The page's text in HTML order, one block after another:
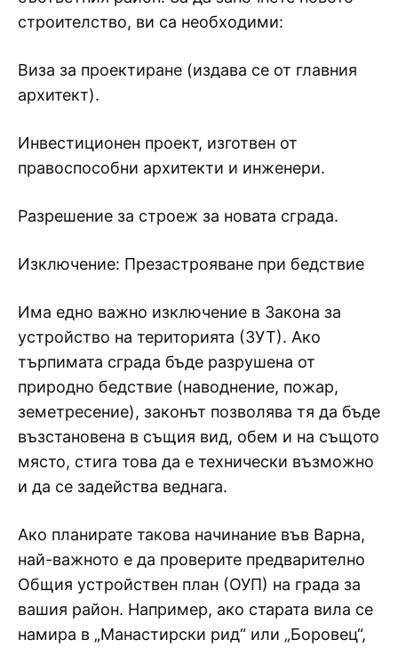
строителство, ви са необходими:
Виза за проектиране (издава се от главния
архитект).
Инвестиционен проект, изготвен от
правоспособни архитекти и инженери.
Разрешение за строеж за новата сграда.
Изключение: Презастрояване при бедствие
Има едно важно изключение в Закона за
устройство на територията (ЗУТ). Ако
търпимата сграда бъде разрушена от
природно бедствие (наводнение, пожар,
земетресение), законът позволява тя да бъде
възстановена в същия вид, обем и на същото
място, стига това да е технически възможно
и да се задейства веднага.
Ако планирате такова начинание във Варна,
най-важното е да проверите предварително
Общия устройствен план (ОУП) на града за
вашия район. Например, ако старата вила се
намира в „Манастирски рид“ или „Боровец“,